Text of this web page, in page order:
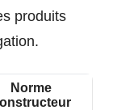
produits
Norme